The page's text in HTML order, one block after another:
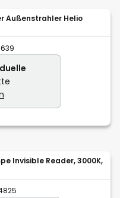
Außenstrahler Helio
Invisible Reader, 3000K,